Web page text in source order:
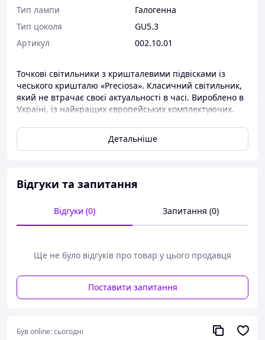
Тип лампи
Галогенна
Тип цоколя
GU5.3
Артикул
002.10.01
Точкові світильники з кришталевими підвісками із
чеського кришталю «Preciosa». Класичний світильник,
який не втрачає своєї актуальності в часі. Вироблено в
Україні, із найкращих європейських комплектуючих.
Світильник вбудований. Врізається в будь-який тип
Детальніше
Відгуки та запитання
Відгуки (0) Запитання (0)
Ще не було відгуків про товар у цього продавця
Поставити запитання
Був online:сьогодні